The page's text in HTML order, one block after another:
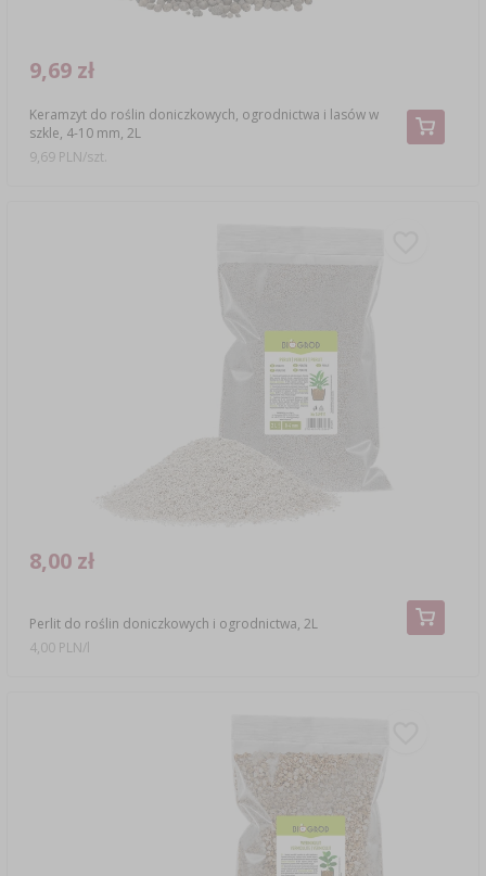
Keramzyt do roślin doniczkowych, ogrodnictwa i lasów w
szkle, 4-10 mm, 2L
9,69 zł
9,69 PLN/szt.
Perlit do roślin doniczkowych i ogrodnictwa, 2L
8,00 zł
4,00 PLN/l